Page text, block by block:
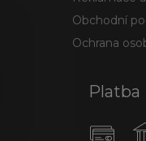
Obchodní
Ochrana
Platba